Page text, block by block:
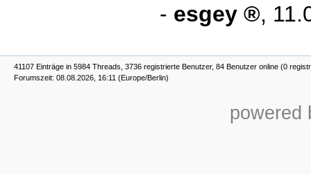
- esgey ,
41107 Einträge in 5984 Threads, 3736 registrierte Benutzer, 84 Benutzer online (0
Forumszeit: 08.08.2026, 16:11 (Europe/Berlin)
powered